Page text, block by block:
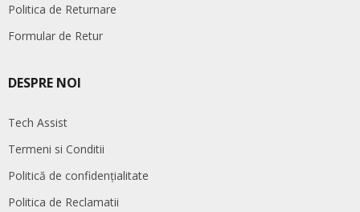
Politica de Returnare
Formular de Retur
DESPRE NOI
Tech Assist
Termeni si Conditii
Politică de confidențialitate
Politica de Reclamatii